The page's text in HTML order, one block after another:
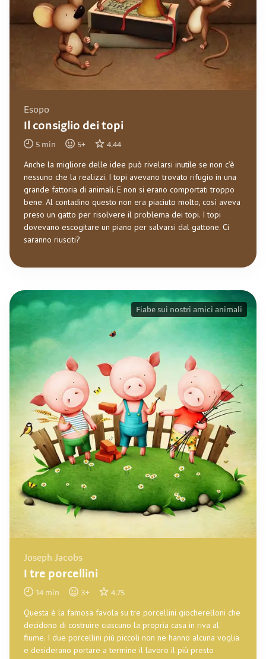
Esopo
Il consiglio dei topi
5 min 5+ 4.44
Anche la migliore delle idee può rivelarsi inutile se non c’è
nessuno che la realizzi. I topi avevano trovato rifugio in una
grande fattoria di animali. E non si erano comportati troppo
bene. Al contadino questo non era piaciuto molto, così aveva
preso un gatto per risolvere il problema dei topi. I topi
dovevano escogitare un piano per salvarsi dal gattone. Ci
saranno riusciti?
Joseph Jacobs
I tre porcellini
14 min 3+ 4.75
Questa è la famosa favola su tre porcellini giocherelloni che
decidono di costruire ciascuno la propria casa in riva al
fiume. I due porcellini più piccoli non ne hanno alcuna voglia
e desiderano portare a termine il lavoro il più presto
Fiabe sui nostri amici animali